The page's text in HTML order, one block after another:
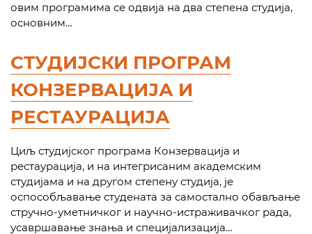
овим програмима се одвија на два степена студија,
основним…
СТУДИЈСКИ ПРОГРАМ
КОНЗЕРВАЦИЈА И
РЕСТАУРАЦИЈА
Циљ студијског програма Конзервација и
рестаурација, и на интегрисаним академским
студијама и на другом степену студија, је
оспособљавање студената за самостално обављање
стручно-уметничког и научно-истраживачког рада,
усавршавање знања и специјализација…